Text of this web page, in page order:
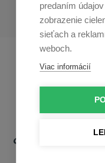
predaním
zobrazenie
sieťach a
weboch.
Viac informácií